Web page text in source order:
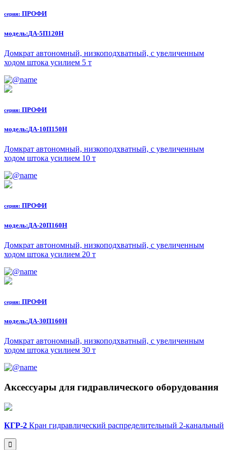
серия: ПРОФИ
модель:ДА-5П120Н
Домкрат автономный, низкоподхватный, с увеличенным
ходом штока усилием 5 т
серия: ПРОФИ
модель:ДА-10П150Н
Домкрат автономный, низкоподхватный, с увеличенным
ходом штока усилием 10 т
серия: ПРОФИ
модель:ДА-20П160Н
Домкрат автономный, низкоподхватный, с увеличенным
ходом штока усилием 20 т
серия: ПРОФИ
модель:ДА-30П160Н
Домкрат автономный, низкоподхватный, с увеличенным
ходом штока усилием 30 т
Аксессуары для гидравлического оборудования
КГР-2 Кран гидравлический распределительный 2-канальный